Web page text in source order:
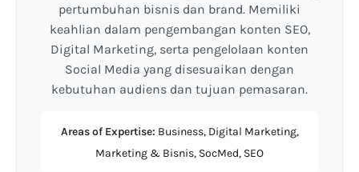
pertumbuhan bisnis dan brand. Memiliki
keahlian dalam pengembangan konten SEO,
Digital Marketing, serta pengelolaan konten
Social Media yang disesuaikan dengan
kebutuhan audiens dan tujuan pemasaran.
Areas of Expertise: Business, Digital Marketing,
Marketing & Bisnis, SocMed, SEO